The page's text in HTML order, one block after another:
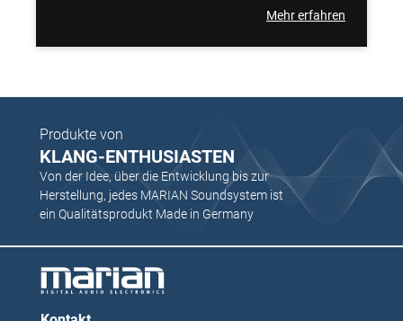
Mehr erfahren
Produkte von
KLANG-ENTHUSIASTEN
Von der Idee, über die Entwicklung bis zur
Herstellung, jedes MARIAN Soundsystem ist
ein Qualitätsprodukt Made in Germany